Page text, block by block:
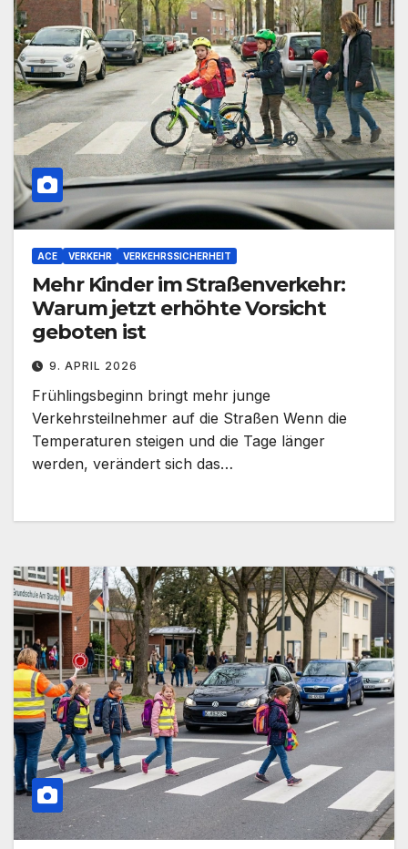
ACE VERKEHR VERKEHRSSICHERHEIT
Mehr Kinder im Straßenverkehr:
Warum jetzt erhöhte Vorsicht
geboten ist
9. APRIL 2026
Frühlingsbeginn bringt mehr junge
Verkehrsteilnehmer auf die Straßen Wenn die
Temperaturen steigen und die Tage länger
werden, verändert sich das…